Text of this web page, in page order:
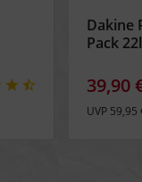
Dakine
Pack
39,90
UVP